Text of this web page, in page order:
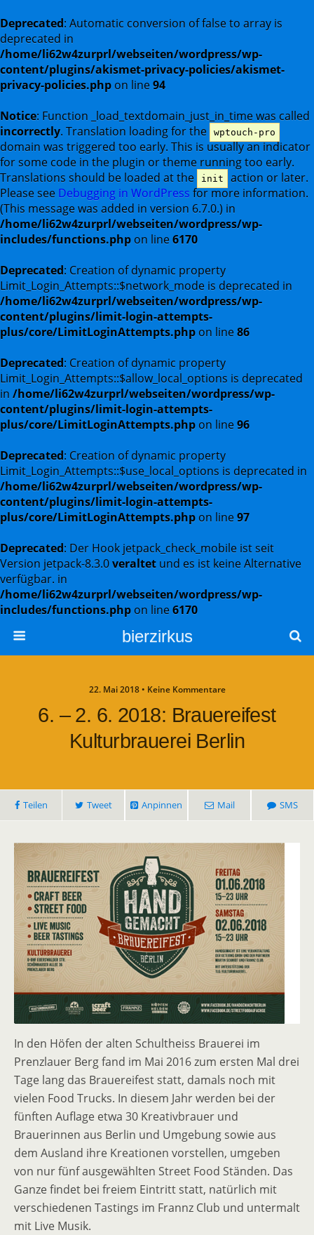
Deprecated: Automatic conversion of false to array is
deprecated in
/home/li62w4zurprl/webseiten/wordpress/wp-
content/plugins/akismet-privacy-policies/akismet-
privacy-policies.php on line94
Notice: Function _load_textdomain_just_in_time was called
incorrectly. Translation loading for the wptouch-pro
domain was triggered too early. This is usually an indicator
for some code in the plugin or theme running too early.
Translations should be loaded at the
init
action or later.
Please see Debugging in WordPress for more information.
(This message was added in version 6.7.0.) in
/home/li62w4zurprl/webseiten/wordpress/wp-
includes/functions.php on line6170
Deprecated: Creation of dynamic property
Limit_Login_Attempts::$network_mode is deprecated in
/home/li62w4zurprl/webseiten/wordpress/wp-
content/plugins/limit-login-attempts-
plus/core/LimitLoginAttempts.php on line86
Deprecated: Creation of dynamic property
Limit_Login_Attempts::$allow_local_options is deprecated
in /home/li62w4zurprl/webseiten/wordpress/wp-
content/plugins/limit-login-attempts-
plus/core/LimitLoginAttempts.php on line96
Deprecated: Creation of dynamic property
Limit_Login_Attempts::$use_local_options is deprecated in
/home/li62w4zurprl/webseiten/wordpress/wp-
content/plugins/limit-login-attempts-
plus/core/LimitLoginAttempts.php on line97
Deprecated: Der Hook jetpack_check_mobile ist seit
Version jetpack-8.3.0veraltet und es ist keine Alternative
verfügbar. in
/home/li62w4zurprl/webseiten/wordpress/wp-
includes/functions.php on line6170
bierzirkus
22. Mai 2018 • Keine Kommentare
6. – 2. 6. 2018: Brauereifest
Kulturbrauerei Berlin
Teilen Tweet Anpinnen Mail SMS
In den Höfen der alten Schultheiss Brauerei im
Prenzlauer Berg fand im Mai 2016 zum ersten Mal drei
Tage lang das Brauereifest statt, damals noch mit
vielen Food Trucks. In diesem Jahr werden bei der
fünften Auflage etwa 30 Kreativbrauer und
Brauerinnen aus Berlin und Umgebung sowie aus
dem Ausland ihre Kreationen vorstellen, umgeben
von nur fünf ausgewählten Street Food Ständen. Das
Ganze findet bei freiem Eintritt statt, natürlich mit
verschiedenen Tastings im Frannz Club und untermalt
mit Live Musik.